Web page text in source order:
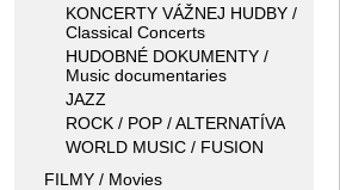
KONCERTY VÁŽNEJ HUDBY /
Classical Concerts
HUDOBNÉ DOKUMENTY /
Music documentaries
JAZZ
ROCK / POP / ALTERNATÍVA
WORLD MUSIC / FUSION
FILMY / Movies